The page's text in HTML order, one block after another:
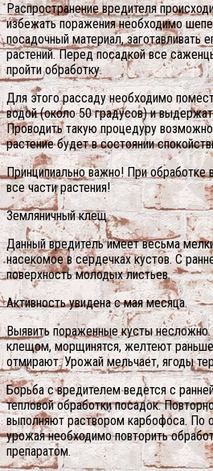
Распространение вредителя
избежать поражения необходимо
посадочный материал, заготавливать
растений. Перед посадкой все
пройти обработку.
Для этого рассаду необходимо
водой (около 50 градусов) и
Проводить такую процедуру
растение будет в состоянии
Принципиально важно! При обработке
все части растения!
Земляничный клещ
Данный вредитель имеет весьма
насекомое в сердечках кустов. С
поверхность молодых листьев.
Активность увидена с мая месяца.
Выявить пораженные кусты
клещом, морщинятся, желтеют
отмирают. Урожай мельчает, ягоды
Борьба с вредителем ведется с
тепловой обработки посадок.
выполняют раствором карбофоса. По
урожая необходимо повторить
препаратом.